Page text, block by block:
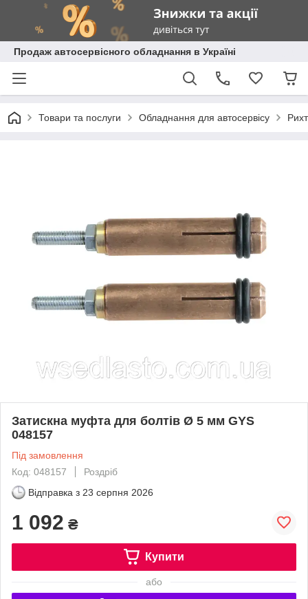
Продаж автосервісного обладнання в Україні
Товари та послуги Обладнання для автосервісу
Затискна муфта для болтів Ø 5 мм GYS
048157
Під замовлення
Код: 048157
Роздріб
Відправка з 23 серпня 2026
1 092 ₴
Купити
або